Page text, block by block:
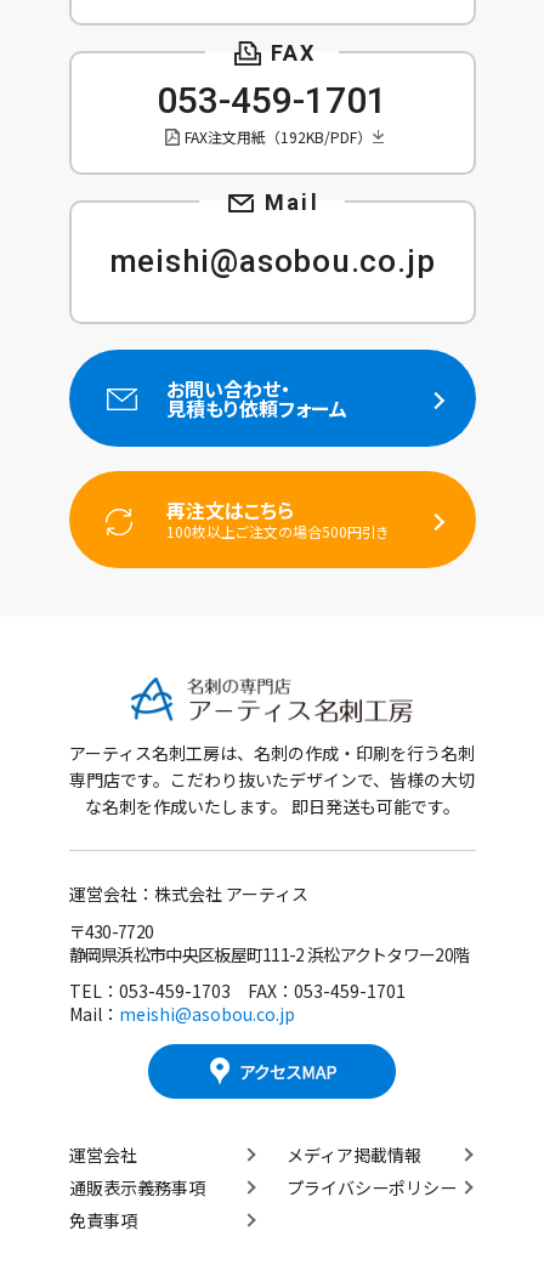
053-459-1701
FAX注文用紙（192KB/PDF）
meishi@asobou.co.jp
お問い合わせ・
見積もり依頼フォーム
再注文はこちら
100枚以上ご注文の場合500円引き
アーティス名刺工房は、名刺の作成・印刷を行う名刺
専門店です。 こだわり抜いたデザインで、皆様の大切
な名刺を作成いたします。 即日発送も可能です。
運営会社：株式会社 アーティス
〒430-7720
静岡県浜松市中央区板屋町111-2 浜松アクトタワー20階
TEL：053-459-1703 FAX：053-459-1701
Mail： meishi@asobou.co.jp
運営会社
メディア掲載情報
通販表示義務事項
プライバシーポリシー
免責事項